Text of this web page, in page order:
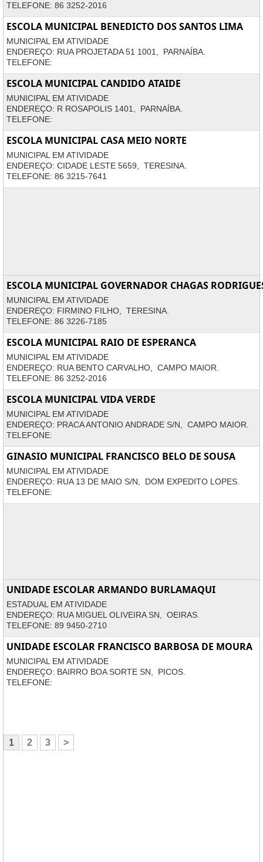
TELEFONE: 86 3252-2016
ESCOLA MUNICIPAL BENEDICTO DOS SANTOS LIMA
MUNICIPAL EM ATIVIDADE
ENDEREÇO: RUA PROJETADA 51 1001, PARNAÍBA.
TELEFONE:
ESCOLA MUNICIPAL CANDIDO ATAIDE
MUNICIPAL EM ATIVIDADE
ENDEREÇO: R ROSAPOLIS 1401, PARNAÍBA.
TELEFONE:
ESCOLA MUNICIPAL CASA MEIO NORTE
MUNICIPAL EM ATIVIDADE
ENDEREÇO: CIDADE LESTE 5659, TERESINA.
TELEFONE: 86 3215-7641
ESCOLA MUNICIPAL GOVERNADOR CHAGAS
MUNICIPAL EM ATIVIDADE
ENDEREÇO: FIRMINO FILHO, TERESINA.
TELEFONE: 86 3226-7185
ESCOLA MUNICIPAL RAIO DE ESPERANCA
MUNICIPAL EM ATIVIDADE
ENDEREÇO: RUA BENTO CARVALHO, CAMPO MAIOR.
TELEFONE: 86 3252-2016
ESCOLA MUNICIPAL VIDA VERDE
MUNICIPAL EM ATIVIDADE
ENDEREÇO: PRACA ANTONIO ANDRADE S/N, CAMPO MAIOR.
TELEFONE:
GINASIO MUNICIPAL FRANCISCO BELO DE SOUSA
MUNICIPAL EM ATIVIDADE
ENDEREÇO: RUA 13 DE MAIO S/N, DOM EXPEDITO LOPES.
TELEFONE:
UNIDADE ESCOLAR ARMANDO BURLAMAQUI
ESTADUAL EM ATIVIDADE
ENDEREÇO: RUA MIGUEL OLIVEIRA SN, OEIRAS.
TELEFONE: 89 9450-2710
UNIDADE ESCOLAR FRANCISCO BARBOSA DE MOURA
MUNICIPAL EM ATIVIDADE
ENDEREÇO: BAIRRO BOA SORTE SN, PICOS.
TELEFONE:
1 2 3 >